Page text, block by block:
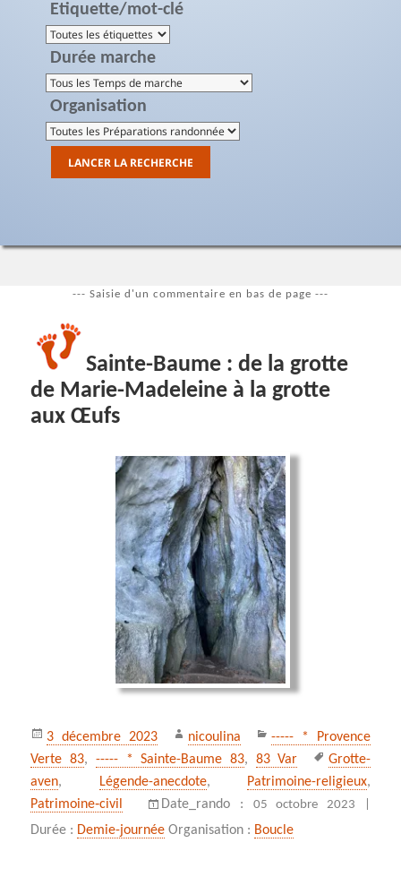
Etiquette/mot-clé
Durée marche
Organisation
--- Saisie d'un commentaire en bas de page ---
Sainte-Baume : de la grotte
de Marie-Madeleine à la grotte
aux Œufs
Publié
le
3 décembre 2023 Auteur
nicoulina Catégories
----- * Provence
Verte 83, ----- * Sainte-Baume 83, 83 Var
Mots-
clés
Grotte-
aven, Légende-anecdote, Patrimoine-religieux,
Patrimoine‑civil
Date_rando : 05 octobre 2023 |
Durée : Demie-journée Organisation : Boucle